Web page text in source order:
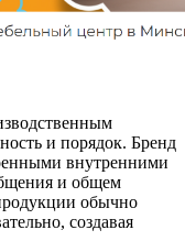
и порядок. Бренд
внутренними
и общем
обычно
создавая